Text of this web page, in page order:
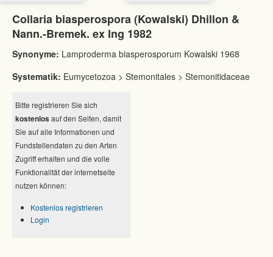
Collaria biasperospora (Kowalski) Dhillon &
Nann.-Bremek. ex Ing 1982
Synonyme: Lamproderma biasperosporum Kowalski 1968
Systematik: Eumycetozoa > Stemonitales > Stemonitidaceae
Bitte registrieren Sie sich
kostenlos auf den Seiten, damit
Sie auf alle Informationen und
Fundstellendaten zu den Arten
Zugriff erhalten und die volle
Funktionalität der internetseite
nutzen können:
Kostenlos registrieren
Login